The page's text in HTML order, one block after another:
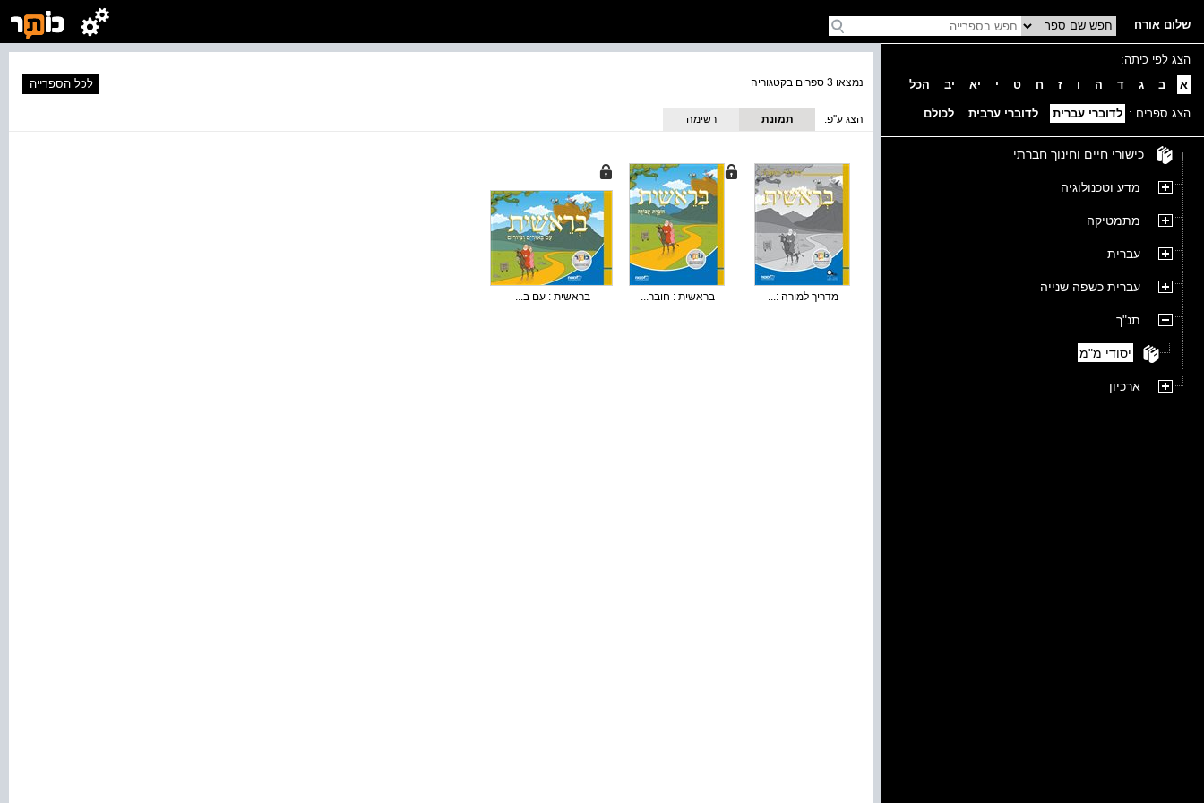
שלום אורח
הצג לפי כיתה:
א
ב ג ד ה ו ז ח ט י יא יב הכל
הצג ספרים : לדוברי עברית לדוברי ערבית לכולם
כישורי חיים וחינוך חברתי
מדע וטכנולוגיה
מתמטיקה
עברית
עברית כשפה שנייה
תנ"ך
יסודי מ"מ
ארכיון
נמצאו 3 ספרים בקטגוריה לכל הספרייה
הצג ע''פ:
תמונת
רשימה
מדריך למורה :... בראשית : חובר... בראשית : עם ב...